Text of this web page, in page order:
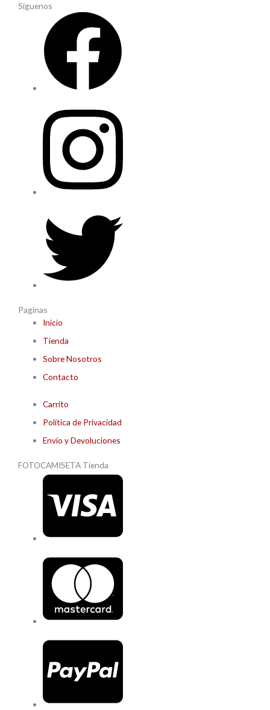
Síguenos
Paginas
Inicio
Tienda
Sobre Nosotros
Contacto
Carrito
Política de Privacidad
Envío y Devoluciones
FOTOCAMISETA Tienda